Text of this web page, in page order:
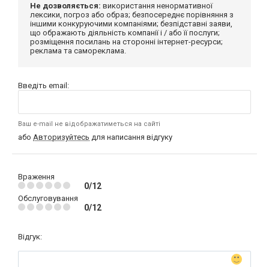
Не дозволяється: використання ненормативної
лексики, погроз або образ; безпосереднє порівняння з
іншими конкуруючими компаніями; безпідставні заяви,
що ображають діяльність компанії і / або її послуги;
розміщення посилань на сторонні інтернет-ресурси;
реклама та самореклама.
Введіть email:
Ваш e-mail не відображатиметься на сайті
або Авторизуйтесь для написання відгуку
Враження
0/12
Обслуговування
0/12
Відгук: